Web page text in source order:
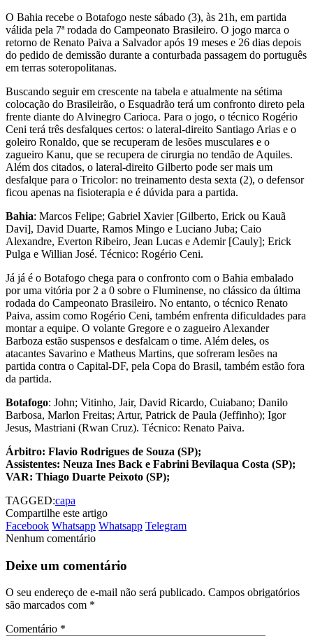
O Bahia recebe o Botafogo neste sábado (3), às 21h, em partida
válida pela 7ª rodada do Campeonato Brasileiro. O jogo marca o
retorno de Renato Paiva a Salvador após 19 meses e 26 dias depois
do pedido de demissão durante a conturbada passagem do português
em terras soteropolitanas.
Buscando seguir em crescente na tabela e atualmente na sétima
colocação do Brasileirão, o Esquadrão terá um confronto direto pela
frente diante do Alvinegro Carioca. Para o jogo, o técnico Rogério
Ceni terá três desfalques certos: o lateral-direito Santiago Arias e o
goleiro Ronaldo, que se recuperam de lesões musculares e o
zagueiro Kanu, que se recupera de cirurgia no tendão de Aquiles.
Além dos citados, o lateral-direito Gilberto pode ser mais um
desfalque para o Tricolor: no treinamento desta sexta (2), o defensor
ficou apenas na fisioterapia e é dúvida para a partida.
Bahia: Marcos Felipe; Gabriel Xavier [Gilberto, Erick ou Kauã
Davi], David Duarte, Ramos Mingo e Luciano Juba; Caio
Alexandre, Everton Ribeiro, Jean Lucas e Ademir [Cauly]; Erick
Pulga e Willian José. Técnico: Rogério Ceni.
Já já é o Botafogo chega para o confronto com o Bahia embalado
por uma vitória por 2 a 0 sobre o Fluminense, no clássico da última
rodada do Campeonato Brasileiro. No entanto, o técnico Renato
Paiva, assim como Rogério Ceni, também enfrenta dificuldades para
montar a equipe. O volante Gregore e o zagueiro Alexander
Barboza estão suspensos e desfalcam o time. Além deles, os
atacantes Savarino e Matheus Martins, que sofreram lesões na
partida contra o Capital-DF, pela Copa do Brasil, também estão fora
da partida.
Botafogo: John; Vitinho, Jair, David Ricardo, Cuiabano; Danilo
Barbosa, Marlon Freitas; Artur, Patrick de Paula (Jeffinho); Igor
Jesus, Mastriani (Rwan Cruz). Técnico: Renato Paiva.
Árbitro: Flavio Rodrigues de Souza (SP);
Assistentes: Neuza Ines Back e Fabrini Bevilaqua Costa (SP);
VAR: Thiago Duarte Peixoto (SP);
TAGGED:capa
Compartilhe este artigo
Facebook Whatsapp Whatsapp Telegram
Nenhum comentário
Deixe um comentário
O seu endereço de e-mail não será publicado. Campos obrigatórios
são marcados com *
Comentário *